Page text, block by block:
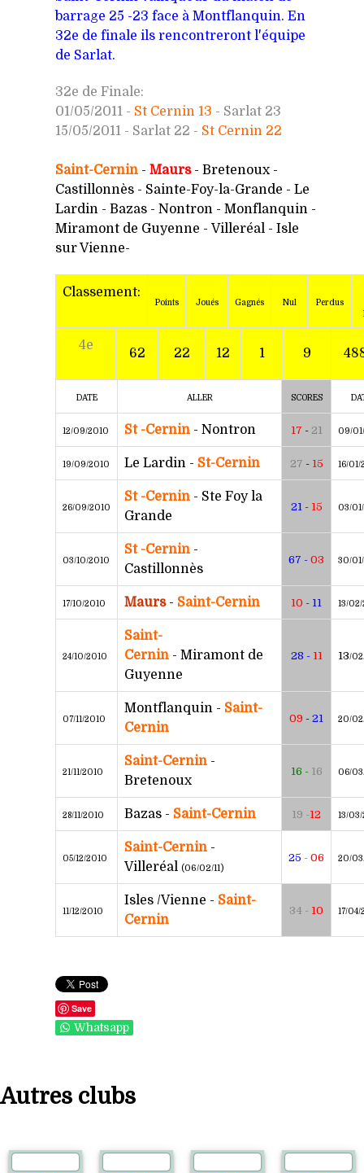
barrage 25 -23 face à Montflanquin. En
32e de finale ils rencontreront l'équipe
de Sarlat.
32e de Finale:
01/05/2011 - St Cernin 13 - Sarlat 23
15/05/2011 - Sarlat 22 - St Cernin 22
Saint-Cernin - Maurs - Bretenoux -
Castillonnès - Sainte-Foy-la-Grande - Le
Lardin - Bazas - Nontron - Monflanquin -
Miramont de Guyenne - Villeréal - Isle
sur Vienne-
Classement:
Points Joués Gagnés Nul
Perdus
4e
62 22 12 1 9
DATE ALLER SCORES
12/09/2010 St -Cernin - Nontron 17 - 21 09/
19/09/2010 Le Lardin - St-Cernin 27 - 15 16/01/
26/09/2010
St -Cernin - Ste Foy la
Grande
21 -15 03/
03/10/2010
St -Cernin -
Castillonnès
67 - 03 30/01/
17/10/2010 Maurs - Saint-Cernin 10 - 11 13/02/
24/10/2010
Saint-
Cernin - Miramont de
Guyenne
28 - 11 13/
07/11/2010
Montflanquin - Saint-
Cernin
09 - 21 20/
21/11/2010
Saint-Cernin -
Bretenoux
16 - 16 06/
28/11/2010 Bazas - Saint-Cernin 19 -12 13/03/
05/12/2010
Saint-Cernin -
Villeréal (06/02/11)
25 - 06 20/
11/12/2010
Isles /Vienne - Saint-
Cernin
34 - 10 17/04/
Save
Whatsapp
Autres clubs